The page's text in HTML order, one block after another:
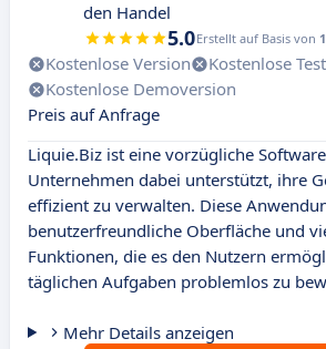
den Handel
5.0Erstellt auf Basis von
Kostenlose Version
Kostenlose
Kostenlose Demoversion
Preis auf Anfrage
Liquie.Biz ist eine vorzügliche
Unternehmen dabei unterstützt, ihre
effizient zu verwalten. Diese
benutzerfreundliche Oberfläche und
Funktionen, die es den Nutzern
täglichen Aufgaben problemlos zu
Mehr Details anzeigen